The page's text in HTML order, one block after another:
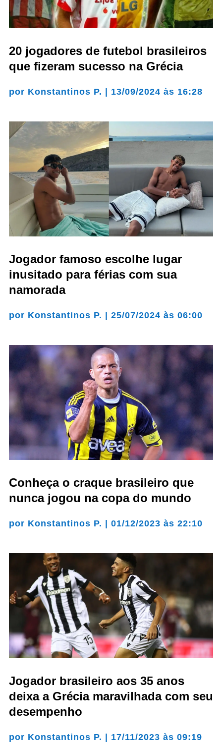
20 jogadores de futebol brasileiros
que fizeram sucesso na Grécia
por Konstantinos P. 13/09/2024 às 16:28
Jogador famoso escolhe lugar
inusitado para férias com sua
namorada
por Konstantinos P. | 25/07/2024 às 06:00
Conheça o craque brasileiro que
nunca jogou na copa do mundo
por Konstantinos P. | 01/12/2023 às 22:10
Jogador brasileiro aos 35 anos
deixa a Grécia maravilhada com seu
desempenho
por Konstantinos P. | 17/11/2023 às 09:19